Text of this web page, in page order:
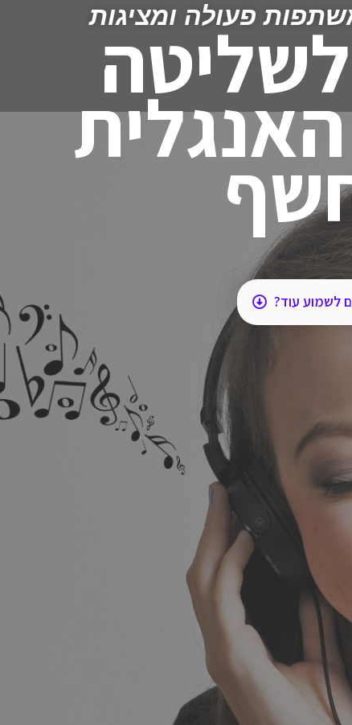
פעולה ומציגות
לשמוע עוד?